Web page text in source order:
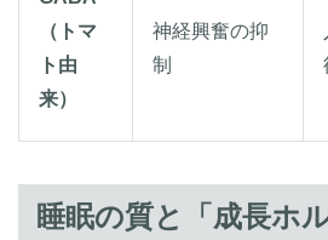
（トマ
ト由
来）
神経興奮の抑
制
睡眠の質と「成長ホ